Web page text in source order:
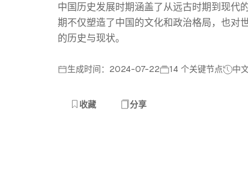
中国历史发展时期涵盖了从远古时期到现代
期不仅塑造了中国的文化和政治格局，也对
的历史与现状。
生成时间：2024-07-22 14 个关键节点 中
收藏 分享